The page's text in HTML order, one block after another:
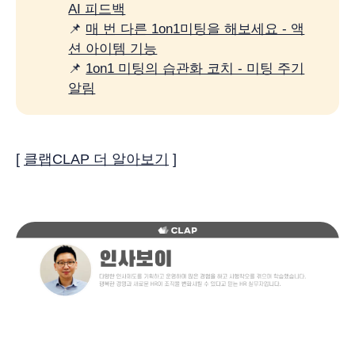
AI 피드백
📌 매 번 다른 1on1미팅을 해보세요 - 액
션 아이템 기능
📌 1on1 미팅의 습관화 코치 - 미팅 주기
알림
[ 클랩CLAP 더 알아보기 ]